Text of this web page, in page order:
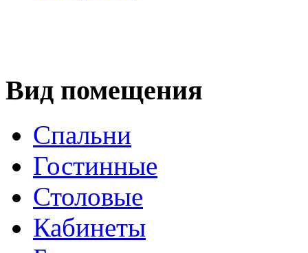
Вид помещения
Спальни
Гостинные
Столовые
Кабинеты